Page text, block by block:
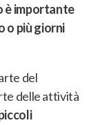
è importante
o più giorni
del
delle attività